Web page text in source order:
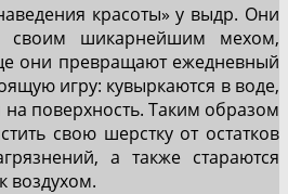
красоты» у выдр. Они
своим шикарнейшим мехом,
они превращают ежедневный
игру: кувыркаются в воде,
поверхность. Таким образом
свою шерстку от остатков
а также стараются
воздухом.